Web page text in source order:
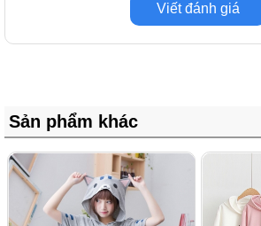
Viết đánh giá
Sản phẩm khác